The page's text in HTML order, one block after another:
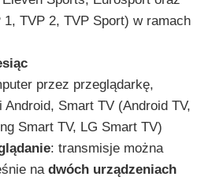
1, TVP 2, TVP Sport) w ramach
przez przeglądarkę,
Smart TV (Android TV,
Smart TV, LG Smart TV)
: transmisje można
na dwóch urządzeniach